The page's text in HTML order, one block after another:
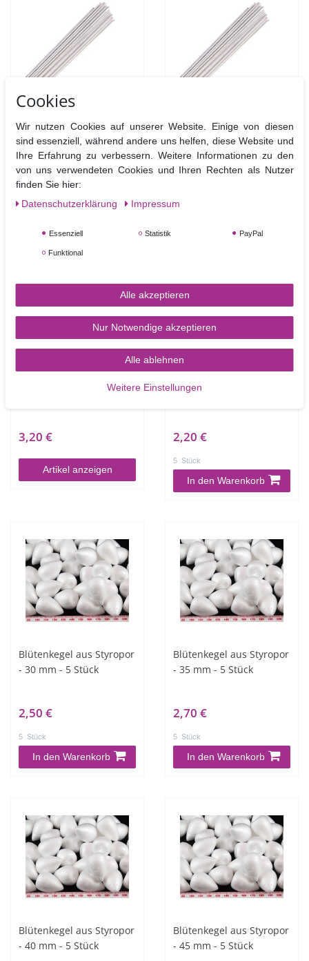
50 Drähte pro Packung
3,20 €
In den Warenkorb
50 Drähte pro Packung
3,20 €
50 Drähte pro Packung
3,20 €
Artikel anzeigen
- 25 mm - 5 Stück
2,20 €
5 Stück
In den Warenkorb
Blütenkegel aus Styropor
- 30 mm - 5 Stück
2,50 €
5 Stück
In den Warenkorb
Blütenkegel aus Styropor
- 35 mm - 5 Stück
2,70 €
5 Stück
In den Warenkorb
Blütenkegel aus Styropor
- 40 mm - 5 Stück
Blütenkegel aus Styropor
- 45 mm - 5 Stück
Cookies
Wir nutzen Cookies auf unserer Website. Einige von diesen
sind essenziell, während andere uns helfen, diese Website und
Ihre Erfahrung zu verbessern. Weitere Informationen zu den
von uns verwendeten Cookies und Ihren Rechten als Nutzer
finden Sie hier:
Daten­schutz­erklärung
Impressum
Essenziell Statistik PayPal
Funktional
Alle akzeptieren
Nur Notwendige akzeptieren
Alle ablehnen
Weitere Einstellungen